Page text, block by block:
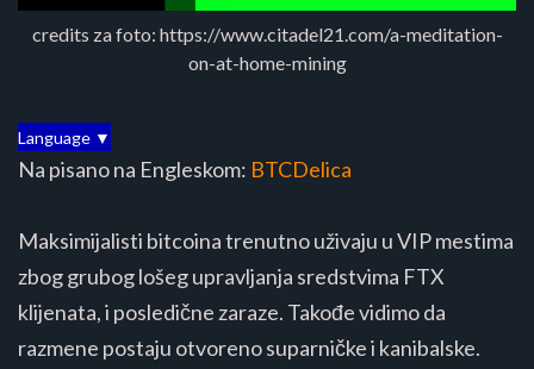
credits za foto: https://www.citadel21.com/a-meditation-
on-at-home-mining
Language ▼
Na pisano na Engleskom: BTCDelica
Maksimijalisti bitcoina trenutno uživaju u VIP mestima
zbog grubog lošeg upravljanja sredstvima FTX
klijenata, i posledične zaraze. Takođe vidimo da
razmene postaju otvoreno suparničke i kanibalske.